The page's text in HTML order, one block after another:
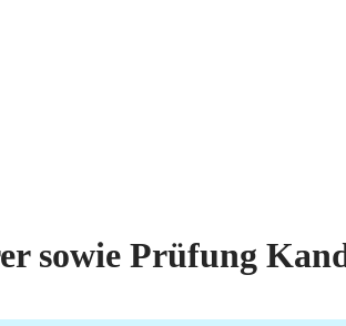
sowie Prüfung